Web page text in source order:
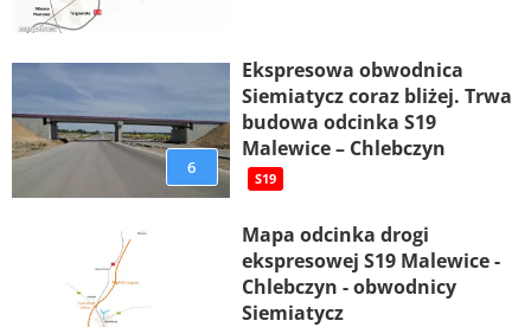
6
Ekspresowa obwodnica
Siemiatycz coraz bliżej. Trwa
budowa odcinka S19
Malewice – Chlebczyn
S19
Mapa odcinka drogi
ekspresowej S19 Malewice -
Chlebczyn - obwodnicy
Siemiatycz